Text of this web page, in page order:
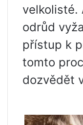
velkolisté.
odrůd
přístup k
tomto
dozvědět